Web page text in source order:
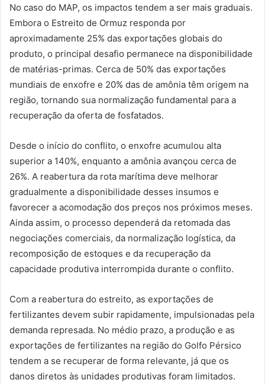
No caso do MAP, os impactos tendem a ser mais graduais.
Embora o Estreito de Ormuz responda por
aproximadamente 25% das exportações globais do
produto, o principal desafio permanece na disponibilidade
de matérias-primas. Cerca de 50% das exportações
mundiais de enxofre e 20% das de amônia têm origem na
região, tornando sua normalização fundamental para a
recuperação da oferta de fosfatados.
Desde o início do conflito, o enxofre acumulou alta
superior a 140%, enquanto a amônia avançou cerca de
26%. A reabertura da rota marítima deve melhorar
gradualmente a disponibilidade desses insumos e
favorecer a acomodação dos preços nos próximos meses.
Ainda assim, o processo dependerá da retomada das
negociações comerciais, da normalização logística, da
recomposição de estoques e da recuperação da
capacidade produtiva interrompida durante o conflito.
Com a reabertura do estreito, as exportações de
fertilizantes devem subir rapidamente, impulsionadas pela
demanda represada. No médio prazo, a produção e as
exportações de fertilizantes na região do Golfo Pérsico
tendem a se recuperar de forma relevante, já que os
danos diretos às unidades produtivas foram limitados.